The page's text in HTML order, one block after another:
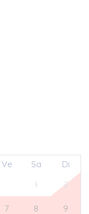
Ve Sa
Di
1 2
7 8 9